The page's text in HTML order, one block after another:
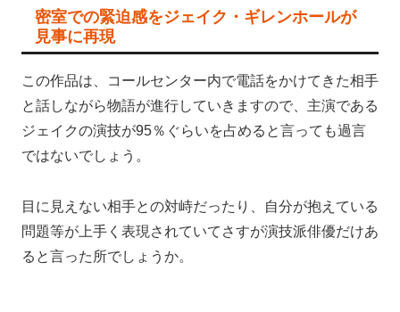
密室での緊迫感をジェイク・ギレンホールが
見事に再現
この作品は、コールセンター内で電話をかけてきた相手
と話しながら物語が進行していきますので、主演である
ジェイクの演技が95％ぐらいを占めると言っても過言
ではないでしょう。
目に見えない相手との対峙だったり、自分が抱えている
問題等が上手く表現されていてさすが演技派俳優だけあ
ると言った所でしょうか。